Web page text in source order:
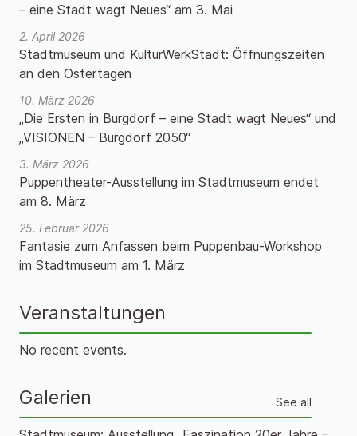
– eine Stadt wagt Neues“ am 3. Mai
2. April 2026
Stadtmuseum und KulturWerkStadt: Öffnungszeiten
an den Ostertagen
10. März 2026
„Die Ersten in Burgdorf – eine Stadt wagt Neues“ und
„VISIONEN – Burgdorf 2050“
3. März 2026
Puppentheater-Ausstellung im Stadtmuseum endet
am 8. März
25. Februar 2026
Fantasie zum Anfassen beim Puppenbau-Workshop
im Stadtmuseum am 1. März
Veranstaltungen
No recent events.
Galerien See all